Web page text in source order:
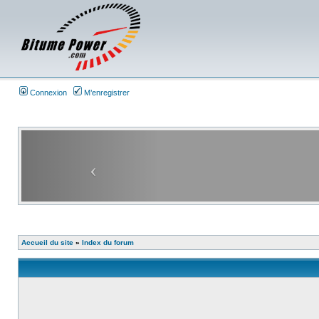
Connexion M’enregistrer
Accueil du site » Index du forum